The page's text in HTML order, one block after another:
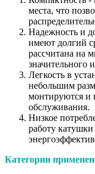
места, что
Надежность и
имеют долгий
рассчитана на
значительного
Легкость в
небольшим
монтируются и
обслуживания.
Низкое
работу катушки
Категории